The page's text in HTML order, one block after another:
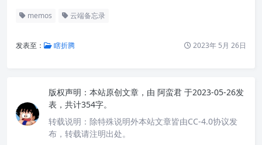
memos 云端备忘录
发表至： 瞎折腾 2023年 5月 26日
版权声明： 本站原创文章，由 阿蛮君 于2023-05-26发
表，共计354字。
转载说明： 除特殊说明外本站文章皆由CC-4.0协议发
布，转载请注明出处。